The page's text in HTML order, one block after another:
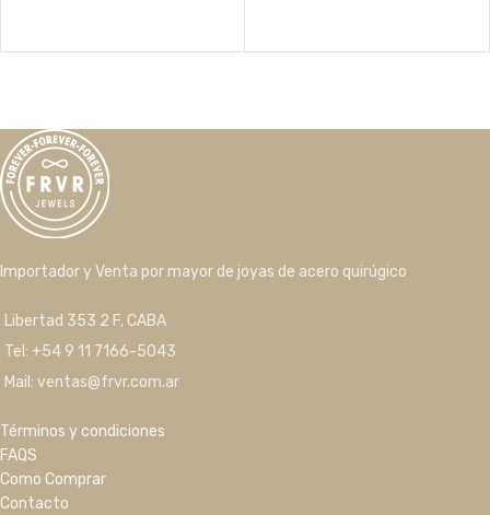
Importador y Venta por mayor de joyas de acero quirúgico
Libertad 353 2 F, CABA
Tel: +54 9 11 7166-5043
Mail: ventas@frvr.com.ar
Términos y condiciones
FAQS
Como Comprar
Contacto